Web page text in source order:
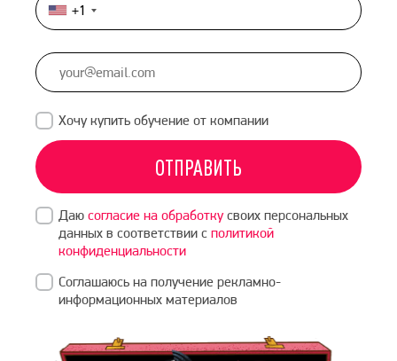
United
States
+1
+1
Хочу купить обучение от компании
ОТПРАВИТЬ
Даю согласие на обработкусвоих персональных
данных в соответствии с политикой
конфиденциальности
Соглашаюсь на получение рекламно-
информационных материалов